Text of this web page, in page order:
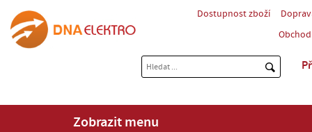
Dostupnost zboží
Zobrazit menu